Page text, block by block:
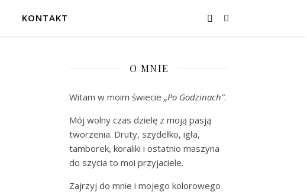
KONTAKT
O MNIE
Witam w moim świecie „Po Godzinach”.
Mój wolny czas dzielę z moją pasją
tworzenia. Druty, szydełko, igła,
tamborek, koraliki i ostatnio maszyna
do szycia to moi przyjaciele.
Zajrzyj do mnie i mojego kolorowego